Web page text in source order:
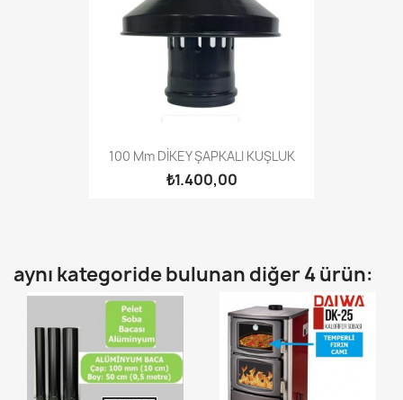
100 Mm DİKEY ŞAPKALI KUŞLUK
₺1.400,00
aynı kategoride bulunan diğer 4 ürün: